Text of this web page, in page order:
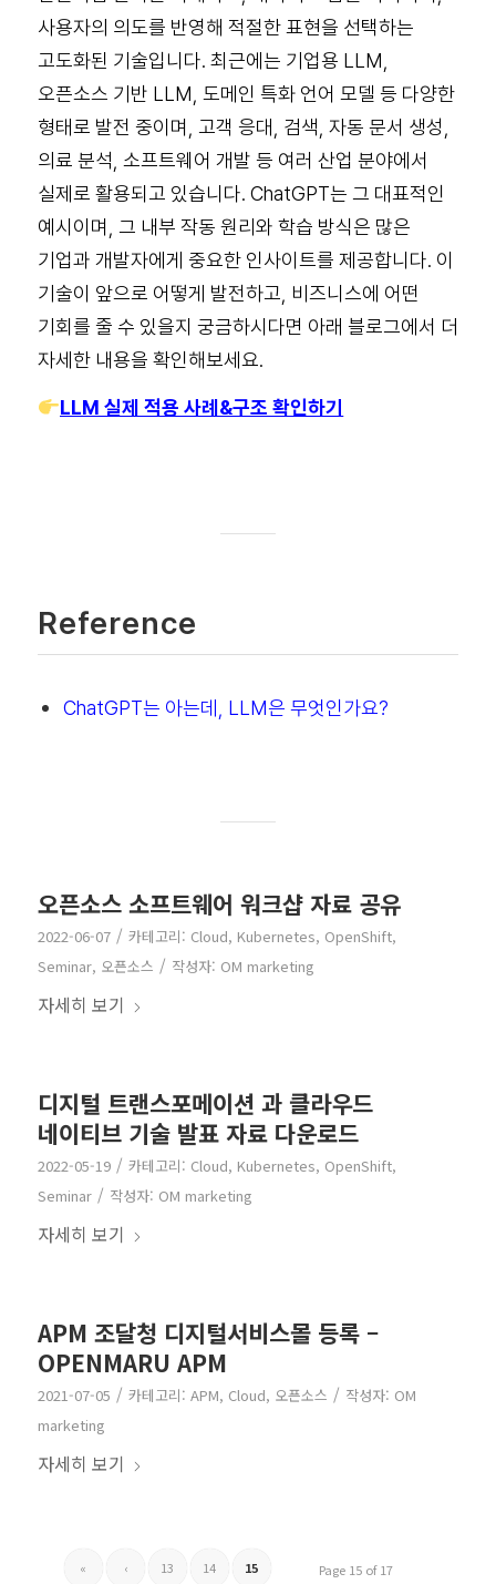
사용자의 의도를 반영해 적절한 표현을 선택하는
고도화된 기술입니다. 최근에는 기업용 LLM,
오픈소스 기반 LLM, 도메인 특화 언어 모델 등 다양한
형태로 발전 중이며, 고객 응대, 검색, 자동 문서 생성,
의료 분석, 소프트웨어 개발 등 여러 산업 분야에서
실제로 활용되고 있습니다. ChatGPT는 그 대표적인
예시이며, 그 내부 작동 원리와 학습 방식은 많은
기업과 개발자에게 중요한 인사이트를 제공합니다. 이
기술이 앞으로 어떻게 발전하고, 비즈니스에 어떤
기회를 줄 수 있을지 궁금하시다면 아래 블로그에서 더
자세한 내용을 확인해보세요.
LLM 실제 적용 사례&구조 확인하기
Reference
ChatGPT는 아는데, LLM은 무엇인가요?
오픈소스 소프트웨어 워크샵 자료 공유
2022-06-07 / 카테고리: Cloud, Kubernetes, OpenShift,
Seminar, 오픈소스 / 작성자: OM marketing
자세히 보기
디지털 트랜스포메이션 과 클라우드
네이티브 기술 발표 자료 다운로드
2022-05-19 / 카테고리: Cloud, Kubernetes, OpenShift,
Seminar / 작성자: OM marketing
자세히 보기
APM 조달청 디지털서비스몰 등록 –
OPENMARU APM
2021-07-05 / 카테고리: APM, Cloud, 오픈소스 / 작성자: OM
marketing
자세히 보기
Page 15 of 17
« ‹ 13 14 15